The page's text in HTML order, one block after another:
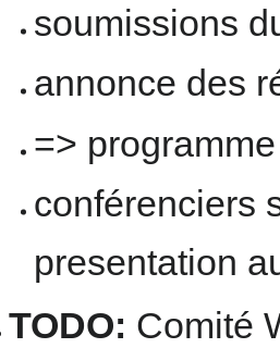
soumissions
annonce des
=>
conférenciers
presentation
TODO: Comité